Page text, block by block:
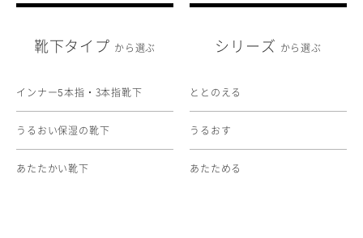
靴下タイプ から選ぶ
インナー5本指・3本指靴下
うるおい保湿の靴下
あたたかい靴下
シリーズ から選ぶ
ととのえる
うるおす
あたためる